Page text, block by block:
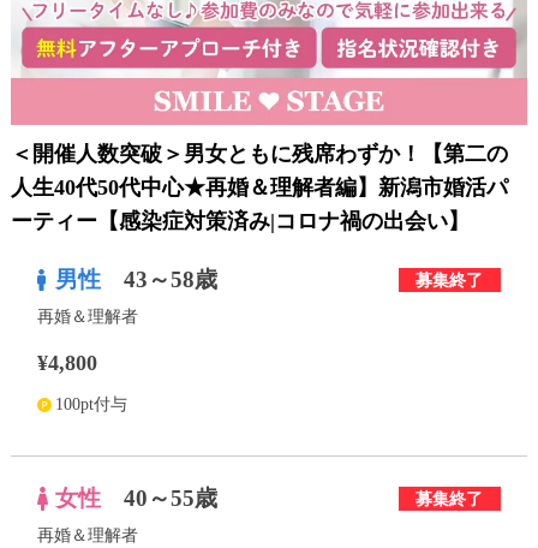
個人情報保護方針launch
子どもの安全基準に関するポリシーlaunch
運営会社launch
公式アカウントで最新情報を配信中！
PR
＜開催人数突破＞男女ともに残席わずか！【第二の
人生40代50代中心★再婚＆理解者編】新潟市婚活パ
ーティー【感染症対策済み|コロナ禍の出会い】
男性 43～58歳 募集終了
再婚＆理解者
¥4,800
100pt付与
女性 40～55歳 募集終了
再婚＆理解者